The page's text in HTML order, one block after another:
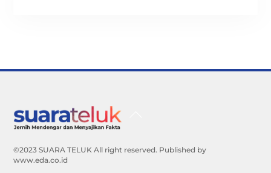
©2023 SUARA TELUK All right reserved. Published by
www.eda.co.id